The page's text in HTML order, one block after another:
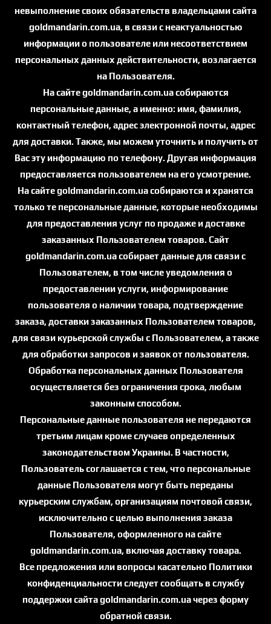
невыполнение своих обязательств владельцами сайта
goldmandarin.com.ua, в связи с неактуальностью
информации о пользователе или несоответствием
персональных данных действительности, возлагается
на Пользователя.
На сайте goldmandarin.com.ua собираются
персональные данные, а именно: имя, фамилия,
контактный телефон, адрес электронной почты, адрес
для доставки. Также, мы можем уточнить и получить от
Вас эту информацию по телефону. Другая информация
предоставляется пользователем на его усмотрение.
На сайте goldmandarin.com.ua собираются и хранятся
только те персональные данные, которые необходимы
для предоставления услуг по продаже и доставке
заказанных Пользователем товаров. Cайт
goldmandarin.com.ua собирает данные для связи с
Пользователем, в том числе уведомления о
предоставлении услуги, информирование
пользователя о наличии товара, подтверждение
заказа, доставки заказанных Пользователем товаров,
для связи курьерской службы с Пользователем, а также
для обработки запросов и заявок от пользователя.
Обработка персональных данных Пользователя
осуществляется без ограничения срока, любым
законным способом.
Персональные данные пользователя не передаются
третьим лицам кроме случаев определенных
законодательством Украины. В частности,
Пользователь соглашается с тем, что персональные
данные Пользователя могут быть переданы
курьерским службам, организациям почтовой связи,
исключительно с целью выполнения заказа
Пользователя, оформленного на сайте
goldmandarin.com.ua, включая доставку товара.
Все предложения или вопросы касательно Политики
конфиденциальности следует сообщать в службу
поддержки сайта goldmandarin.com.ua через форму
обратной связи.